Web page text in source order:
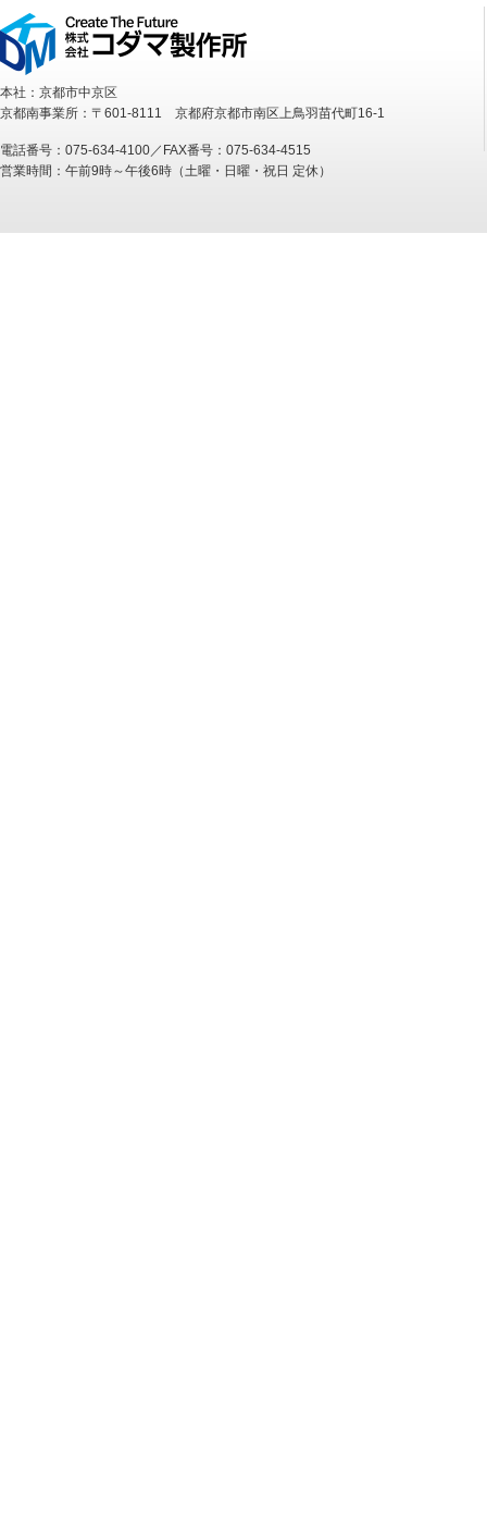
本社：京都市中京区
京都南事業所：〒601-8111 京都府京都市南区上鳥羽苗代町16-1
電話番号：075-634-4100／FAX番号：075-634-4515
営業時間：午前9時～午後6時（土曜・日曜・祝日 定休）